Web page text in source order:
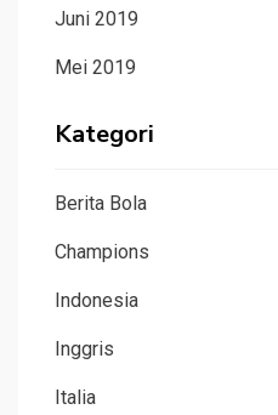
Juni 2019
Mei 2019
Kategori
Berita Bola
Champions
Indonesia
Inggris
Italia